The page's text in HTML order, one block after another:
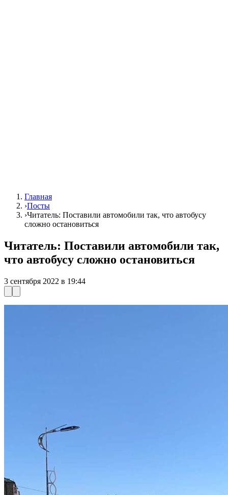
Главная
›Посты
›Читатель: Поставили автомобили так, что автобусу
сложно остановиться
Читатель: Поставили автомобили так,
что автобусу сложно остановиться
3 сентября 2022 в 19:44